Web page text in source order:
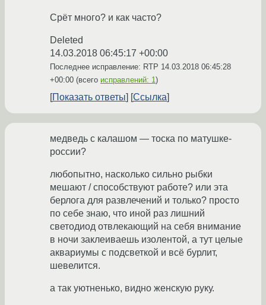
Срёт много? и как часто?
Deleted
14.03.2018 06:45:17 +00:00
Последнее исправление: RTP 14.03.2018 06:45:28
+00:00 (всего исправлений: 1)
Показать ответы Ссылка
медведь с калашом — тоска по матушке-
россии?
любопытно, насколько сильно рыбки
мешают / способствуют работе? или эта
берлога для развлечений и только? просто
по себе знаю, что иной раз лишний
светодиод отвлекающий на себя внимание
в ночи заклеиваешь изолентой, а тут целые
аквариумы с подсветкой и всё бурлит,
шевелится.
а так уютненько, видно женскую руку.